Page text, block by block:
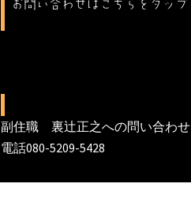
お問い合わせはこちらをタップ
副住職 裏辻正之への問い合わせ
電話080-5209-5428